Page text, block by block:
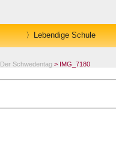
Lebendige Schule
Der Schwedentag > IMG_7180